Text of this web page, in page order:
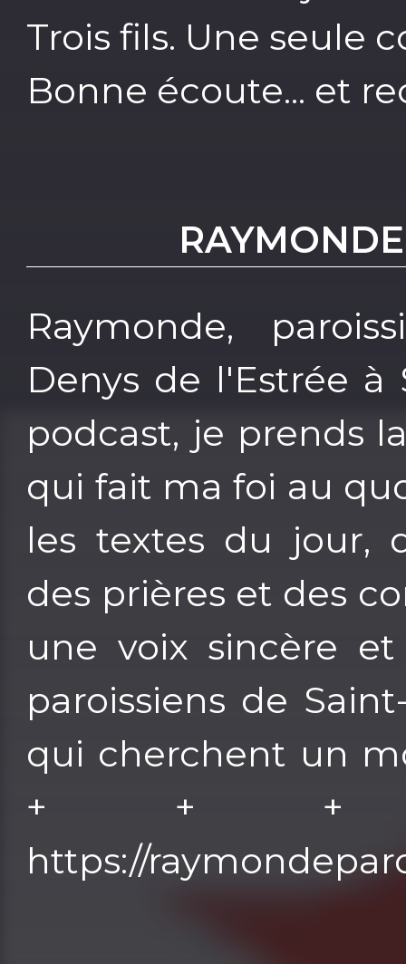
Trois fils. Une seule
Bonne écoute... et
Raymonde,
Denys de l'Estrée à
podcast, je prends
qui fait ma foi au
les textes du jour,
des prières et des
une voix sincère
paroissiens de
qui cherchent un
+ + +
https://